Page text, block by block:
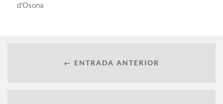
d'Osona
← ENTRADA ANTERIOR